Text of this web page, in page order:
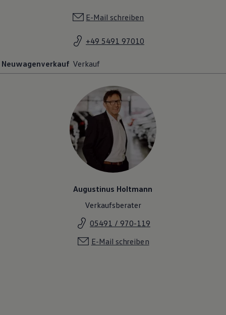
E-Mail schreiben
+49 5491 97010
Neuwagenverkauf Verkauf
Augustinus Holtmann
Verkaufsberater
05491 / 970-119
E-Mail schreiben